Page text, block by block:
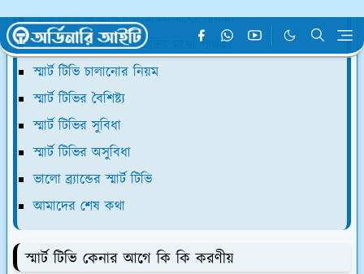
স্মার্ট টিভি ও এন্ড্রয়েড টিভির মধ্যে পার্থক্য
স্মার্ট টিভি ও সাধারণ টিভির মধ্যে পার্থক্য
স্মার্ট টিভি চালানোর নিয়ম
স্মার্ট টিভির বৈশিষ্ট্য
স্মার্ট টিভির সুবিধা
স্মার্ট টিভির অসুবিধা
ভালো ব্র্যান্ডের স্মার্ট টিভি
আমাদের শেষ কথা
স্মার্ট টিভি কেনার আগে কি কি করণীয়